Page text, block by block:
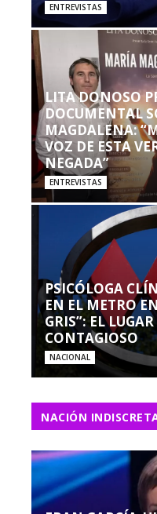
ENTREVISTAS
LITA DONOSO
DOCUMENTAL
MAGDALENA:
VOZ DE ESTA
NEGADA”
ENTREVISTAS
PSICÓLOGA
EN EL METRO
GRIS”: EL
CONTAGIOSO
NACIONAL
NACIÓN